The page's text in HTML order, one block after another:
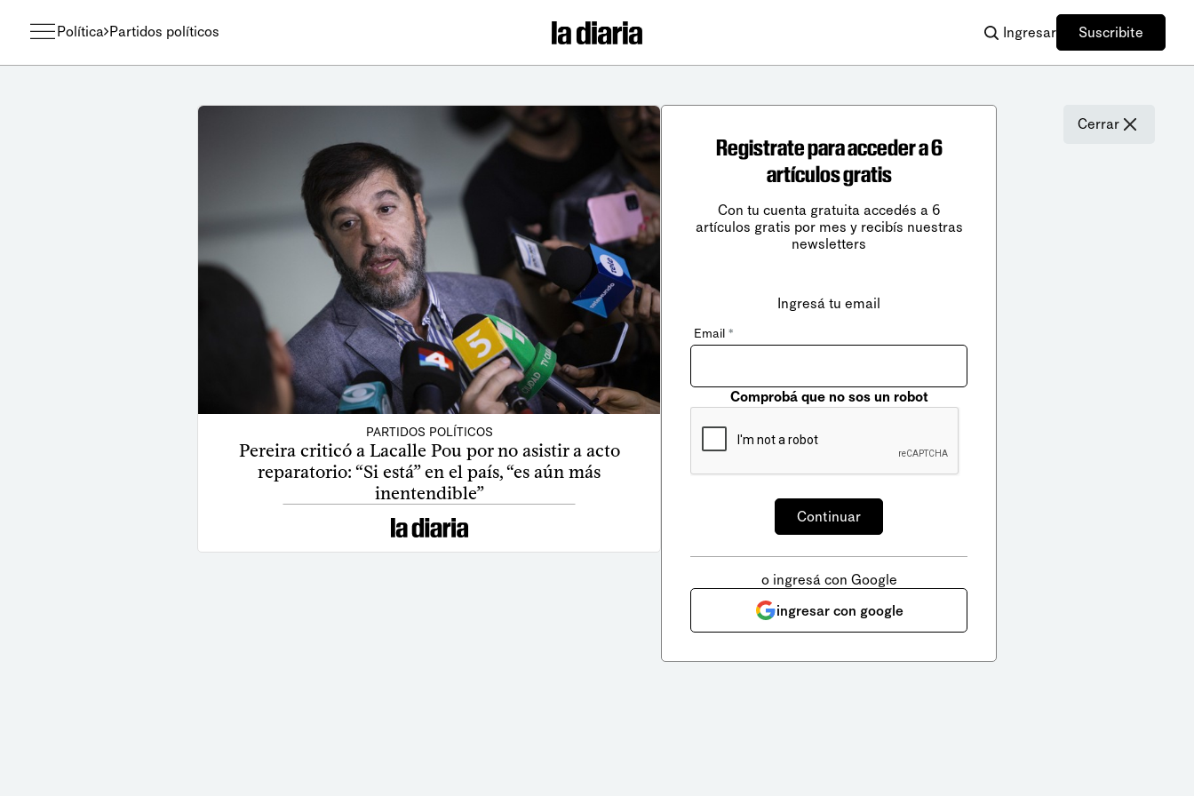
Política Partidos políticos Ingresar Suscribite
PARTIDOS POLÍTICOS
Pereira criticó a Lacalle Pou por no asistir a acto
reparatorio: “Si está” en el país, “es aún más
inentendible”
Cerrar
Registrate para acceder a 6
artículos gratis
Con tu cuenta gratuita accedés a 6
artículos gratis por mes y recibís nuestras
newsletters
Ingresá tu email
Email *
Comprobá que no sos un robot
o ingresá con Google
ingresar con google